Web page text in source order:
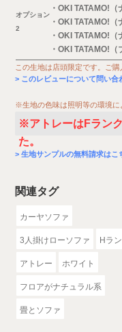
オプション
2
・OKI TATAMO!
・OKI TATAMO!（
・OKI TATAMO!（
・OKI TATAMO!
この生地は店頭限定です。ご
このレビューについて問い合
※生地の色味は照明等の環境に
※アトレーはFラン
た。
生地サンプルの無料請求はこ
関連タグ
カーヤソファ
3人掛けローソファ Hラ
アトレー ホワイト
フロアがナチュラル系
畳とソファ